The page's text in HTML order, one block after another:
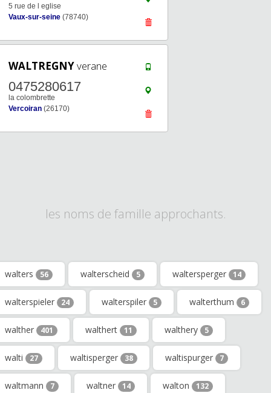
5 rue de l eglise
Vaux-sur-seine (78740)
WALTREGNYverane
0475280617
la colombrette
Vercoiran (26170)
les noms de famille approchants.
walters 56 walterscheid 5 waltersperger 14
walterspieler 24 walterspiler 5 walterthum 6
walther 401 walthert 11 walthery 5
walti 27 waltisperger 38 waltispurger 7
waltmann 7 waltner 14 walton 132